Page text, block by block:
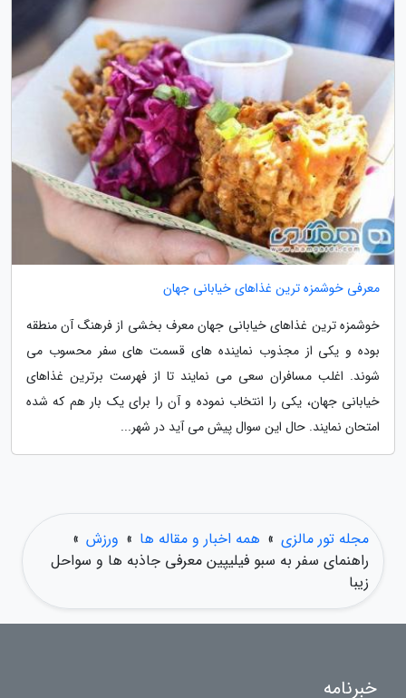
معرفی خوشمزه ترین غذاهای خیابانی جهان
خوشمزه ترین غذاهای خیابانی جهان معرف بخشی از فرهنگ آن منطقه
بوده و یکی از مجذوب نماینده های قسمت های سفر محسوب می
شوند. اغلب مسافران سعی می نمایند تا از فهرست برترین غذاهای
خیابانی جهان، یکی را انتخاب نموده و آن را برای یک بار هم که شده
امتحان نمایند. حال این سوال پیش می آید در شهر...
مجله تور مالزی » همه اخبار و مقاله ها » ورزش »
راهنمای سفر به سبو فیلیپین معرفی جاذبه ها و سواحل
زیبا
خبرنامه